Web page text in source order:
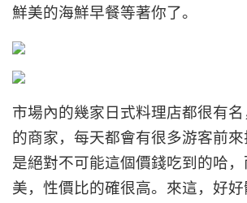
鮮美的海鮮早餐等著你了。
市場內的幾家日式料理店都很有
的商家，每天都會有很多游客前
是絕對不可能這個價錢吃到的哈
美，性價比的確很高。來這，好